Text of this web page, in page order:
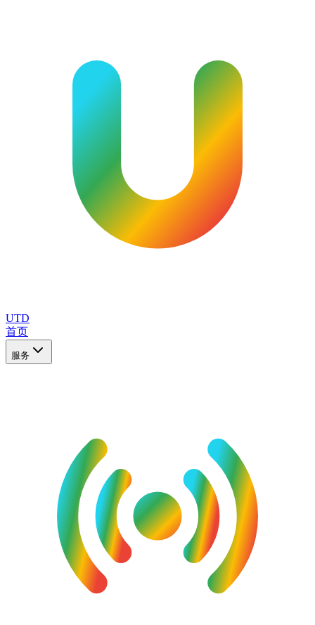
UTD
首页
服务